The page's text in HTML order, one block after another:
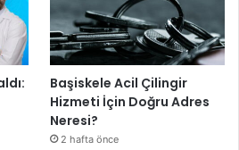
Başiskele Acil Çilingir
Hizmeti İçin Doğru Adres
Neresi?
2 hafta önce